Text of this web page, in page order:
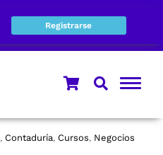
Registrarse
, Contaduría, Cursos, Negocios